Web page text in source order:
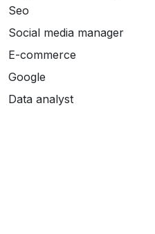
Seo
Social media manager
E-commerce
Google
Data analyst